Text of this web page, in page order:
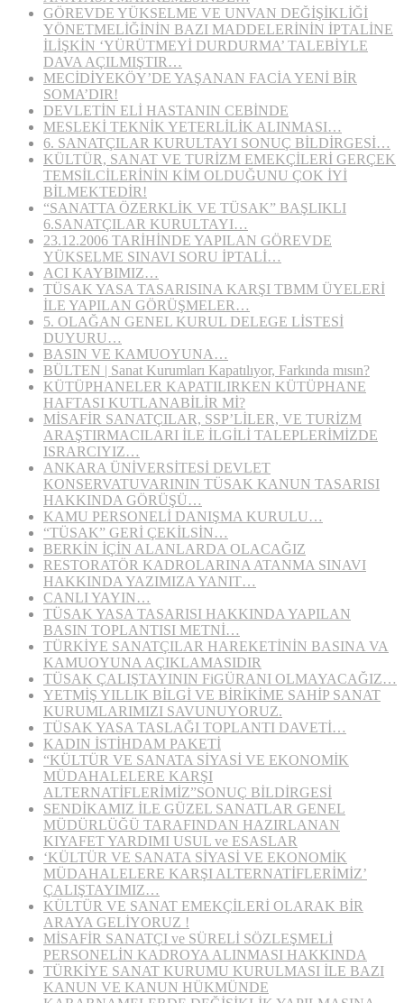
GÖREVDE YÜKSELME VE UNVAN DEĞİŞİKLİĞİ
YÖNETMELİĞİNİN BAZI MADDELERİNİN İPTALİNE
İLİŞKİN ‘YÜRÜTMEYİ DURDURMA’ TALEBİYLE
DAVA AÇILMIŞTIR…
MECİDİYEKÖY’DE YAŞANAN FACİA YENİ BİR
SOMA’DIR!
DEVLETİN ELİ HASTANIN CEBİNDE
MESLEKİ TEKNİK YETERLİLİK ALINMASI…
6. SANATÇILAR KURULTAYI SONUÇ BİLDİRGESİ…
KÜLTÜR, SANAT VE TURİZM EMEKÇİLERİ GERÇEK
TEMSİLCİLERİNİN KİM OLDUĞUNU ÇOK İYİ
BİLMEKTEDİR!
“SANATTA ÖZERKLİK VE TÜSAK” BAŞLIKLI
6.SANATÇILAR KURULTAYI…
23.12.2006 TARİHİNDE YAPILAN GÖREVDE
YÜKSELME SINAVI SORU İPTALİ…
ACI KAYBIMIZ…
TÜSAK YASA TASARISINA KARŞI TBMM ÜYELERİ
İLE YAPILAN GÖRÜŞMELER…
5. OLAĞAN GENEL KURUL DELEGE LİSTESİ
DUYURU…
BASIN VE KAMUOYUNA…
BÜLTEN | Sanat Kurumları Kapatılıyor, Farkında mısın?
KÜTÜPHANELER KAPATILIRKEN KÜTÜPHANE
HAFTASI KUTLANABİLİR Mİ?
MİSAFİR SANATÇILAR, SSP’LİLER, VE TURİZM
ARAŞTIRMACILARI İLE İLGİLİ TALEPLERİMİZDE
ISRARCIYIZ…
ANKARA ÜNİVERSİTESİ DEVLET
KONSERVATUVARININ TÜSAK KANUN TASARISI
HAKKINDA GÖRÜŞÜ…
KAMU PERSONELİ DANIŞMA KURULU…
“TÜSAK” GERİ ÇEKİLSİN…
BERKİN İÇİN ALANLARDA OLACAĞIZ
RESTORATÖR KADROLARINA ATANMA SINAVI
HAKKINDA YAZIMIZA YANIT…
CANLI YAYIN…
TÜSAK YASA TASARISI HAKKINDA YAPILAN
BASIN TOPLANTISI METNİ…
TÜRKİYE SANATÇILAR HAREKETİNİN BASINA VA
KAMUOYUNA AÇIKLAMASIDIR
TÜSAK ÇALIŞTAYININ FiGÜRANI OLMAYACAĞIZ…
YETMİŞ YILLIK BİLGİ VE BİRİKİME SAHİP SANAT
KURUMLARIMIZI SAVUNUYORUZ.
TÜSAK YASA TASLAĞI TOPLANTI DAVETİ…
KADIN İSTİHDAM PAKETİ
“KÜLTÜR VE SANATA SİYASİ VE EKONOMİK
MÜDAHALELERE KARŞI
ALTERNATİFLERİMİZ”SONUÇ BİLDİRGESİ
SENDİKAMIZ İLE GÜZEL SANATLAR GENEL
MÜDÜRLÜĞÜ TARAFINDAN HAZIRLANAN
KIYAFET YARDIMI USUL ve ESASLAR
‘KÜLTÜR VE SANATA SİYASİ VE EKONOMİK
MÜDAHALELERE KARŞI ALTERNATİFLERİMİZ’
ÇALIŞTAYIMIZ…
KÜLTÜR VE SANAT EMEKÇİLERİ OLARAK BİR
ARAYA GELİYORUZ !
MİSAFİR SANATÇI ve SÜRELİ SÖZLEŞMELİ
PERSONELİN KADROYA ALINMASI HAKKINDA
TÜRKİYE SANAT KURUMU KURULMASI İLE BAZI
KANUN VE KANUN HÜKMÜNDE